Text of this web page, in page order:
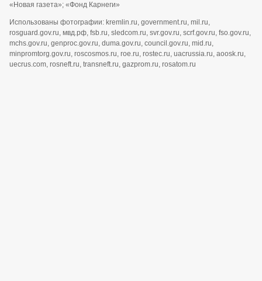
«Новая газета»; «Фонд Карнеги»
Использованы фотографии: kremlin.ru, government.ru, mil.ru,
rosguard.gov.ru, мвд.рф, fsb.ru, sledcom.ru, svr.gov.ru, scrf.gov.ru, fso.gov.ru,
mchs.gov.ru, genproc.gov.ru, duma.gov.ru, council.gov.ru, mid.ru,
minpromtorg.gov.ru, roscosmos.ru, roe.ru, rostec.ru, uacrussia.ru, aoosk.ru,
uecrus.com, rosneft.ru, transneft.ru, gazprom.ru, rosatom.ru